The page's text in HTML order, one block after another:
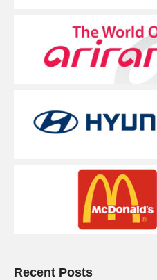
Recent Posts